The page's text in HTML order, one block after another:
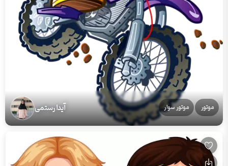
موتور موتور سوار آیدا رستمی